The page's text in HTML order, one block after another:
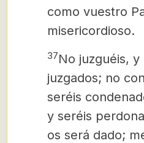
como vuestro
misericordioso.
37No juzguéis, y
juzgados; no
seréis
y seréis
os será dado;